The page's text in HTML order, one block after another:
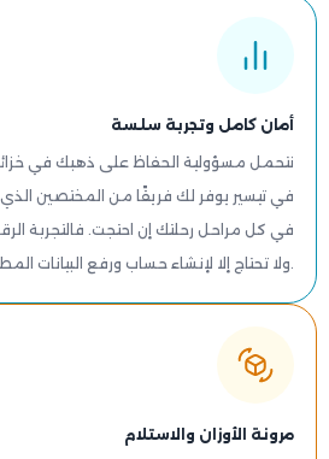
أمان كامل وتجربة سلسة
نتحمل مسؤولية الحفاظ على ذهبك في خزائن
في تيسير يوفر لك فريقًا من المختصين
في كل مراحل رحلتك إن احتجت. فالتجربة
ولا تحتاج إلا لإنشاء حساب ورفع البيانات المطلوبة وتأكيدها.
مرونة الأوزان والاستلام